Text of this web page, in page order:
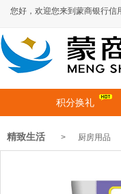
您好，欢迎您来到蒙商银行信
积分换礼
精致生活 > 厨房用品